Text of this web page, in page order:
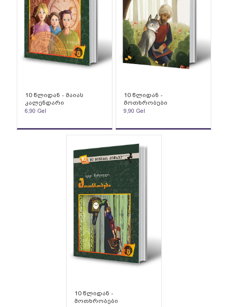
10 წლიდან - მაიას
კალენდარი
6,90 Gel
10 წლიდან -
მოთხრობები
9,90 Gel
10 წლიდან -
მოთხრობები